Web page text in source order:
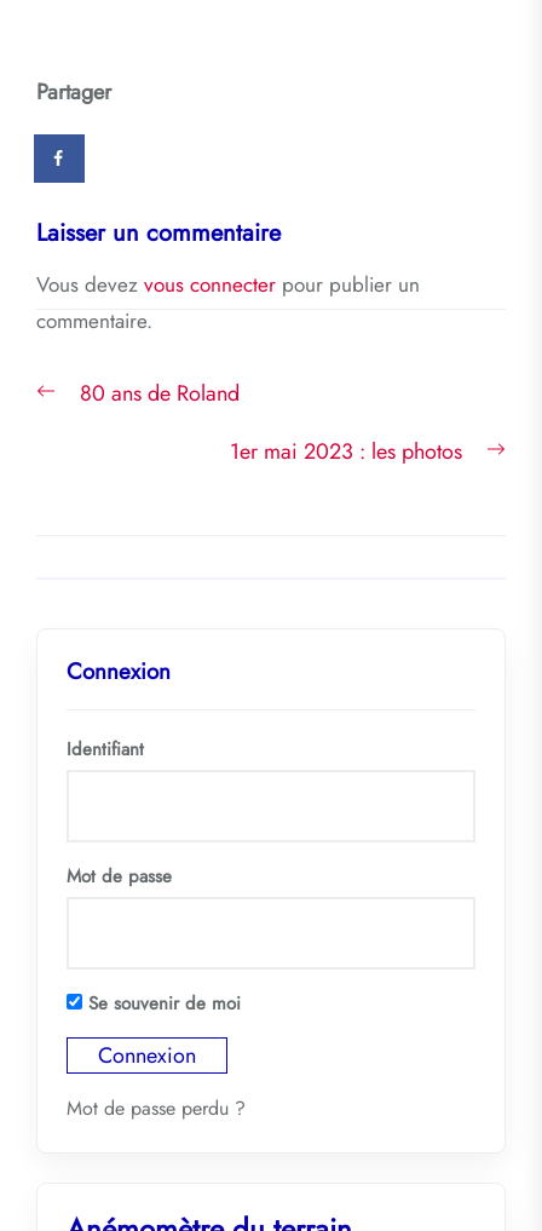
Partager
Laisser un commentaire
Vous devez vous connecter pour publier un
commentaire.
de
Previous80 ans de Roland
1er mai 2023 : les photos
Connexion
Identifiant
Mot de passe
Se souvenir de moi
Mot de passe perdu ?